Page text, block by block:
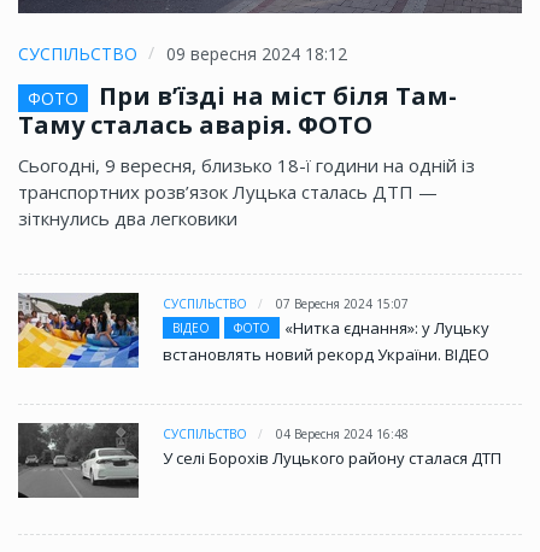
СУСПІЛЬСТВО
09 вересня 2024 18:12
ФОТО
При в’їзді на міст біля Там-
Таму сталась аварія. ФОТО
Сьогодні, 9 вересня, близько 18-ї години на одній із
транспортних розв’язок Луцька сталась ДТП —
зіткнулись два легковики
СУСПІЛЬСТВО
07 Вересня 2024 15:07
ВІДЕО
ФОТО
«Нитка єднання»: у Луцьку
встановлять новий рекорд України. ВІДЕО
СУСПІЛЬСТВО 04 Вересня 2024 16:48
У селі Борохів Луцького району сталася ДТП